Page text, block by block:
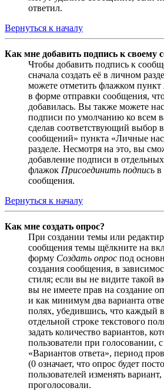
ответил.
Вернуться к началу
Как мне добавить подпись к своему
Чтобы добавить подпись к
сначала создать её в личном
можете отметить флажком пункт
в форме отправки сообщения,
добавилась. Вы также можете
подписи по умолчанию ко всем
сделав соответствующий выбор
сообщений» пункта «Личные
разделе. Несмотря на это, вы
добавление подписи в
флажок Присоединить подпись в
сообщения.
Вернуться к началу
Как мне создать опрос?
При создании темы или
сообщения темы щёлкните на
форму Создать опрос под
создания сообщения, в
стиля; если вы не видите такой
вы не имеете прав на создание
и как минимум два варианта
полях, убедившись, что каждый
отдельной строке текстового
задать количество вариантов,
пользователи при
«Вариантов ответа», период
(0 означает, что опрос будет
пользователей изменять
проголосовали.